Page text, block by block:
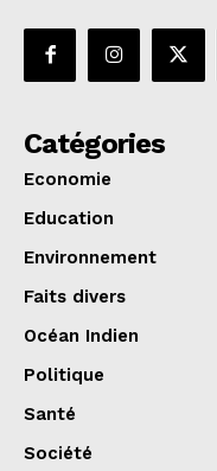
Catégories
Economie
Education
Environnement
Faits divers
Océan Indien
Politique
Santé
Société